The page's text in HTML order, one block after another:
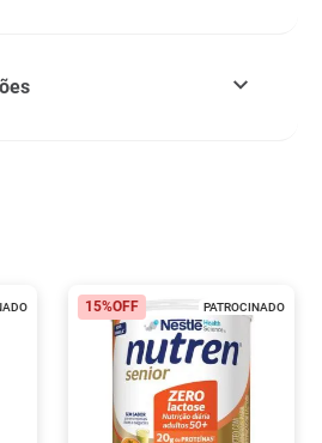
PATROCINADO
15%OFF